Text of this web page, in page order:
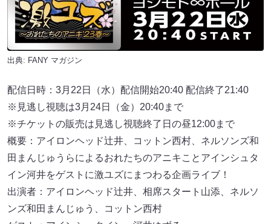
出典: FANY マガジン
配信日時：3月22日（水）配信開始20:40 配信終了21:40
※見逃し視聴は3月24日（金）20:40まで
※チケットの販売は見逃し視聴終了日の昼12:00まで
概要：アイロンヘッド辻井、コットン⻄村、ネルソンズ和
⽥まんじゅうらによるおれたちのアニキことアインシュタ
イン河井をゲストに激ユズにまつわる企画ライブ！
出演者：アイロンヘッド辻井、相席スタート⼭添、ネルソ
ンズ和⽥まんじゅう、コットン⻄村